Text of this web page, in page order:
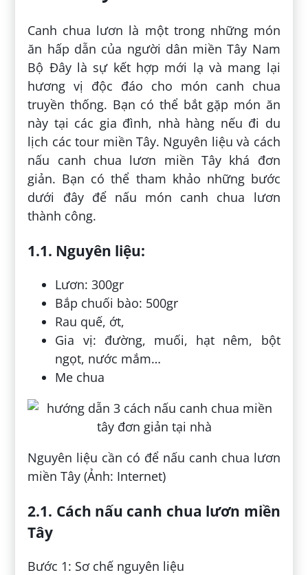
Canh chua lươn là một trong những món
ăn hấp dẫn của người dân miền Tây Nam
Bộ Đây là sự kết hợp mới lạ và mang lại
hương vị độc đáo cho món canh chua
truyền thống. Bạn có thể bắt gặp món ăn
này tại các gia đình, nhà hàng nếu đi du
lịch các tour miền Tây. Nguyên liệu và cách
nấu canh chua lươn miền Tây khá đơn
giản. Bạn có thể tham khảo những bước
dưới đây để nấu món canh chua lươn
thành công.
1.1. Nguyên liệu:
Lươn: 300gr
Bắp chuối bào: 500gr
Rau quế, ớt,
Gia vị: đường, muối, hạt nêm, bột
ngọt, nước mắm…
Me chua
Nguyên liệu cần có để nấu canh chua lươn
miền Tây (Ảnh: Internet)
2.1. Cách nấu canh chua lươn miền
Tây
Bước 1: Sơ chế nguyên liệu